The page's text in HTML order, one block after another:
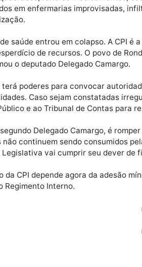
no Estado: falta de
infraestrutura precária
do Tribunal de Contas do
quebrados, falta de
de recursos. O povo
o deputado Delegado
Caso sejam
Público e ao Tribunal de Contas
não continuem sendo